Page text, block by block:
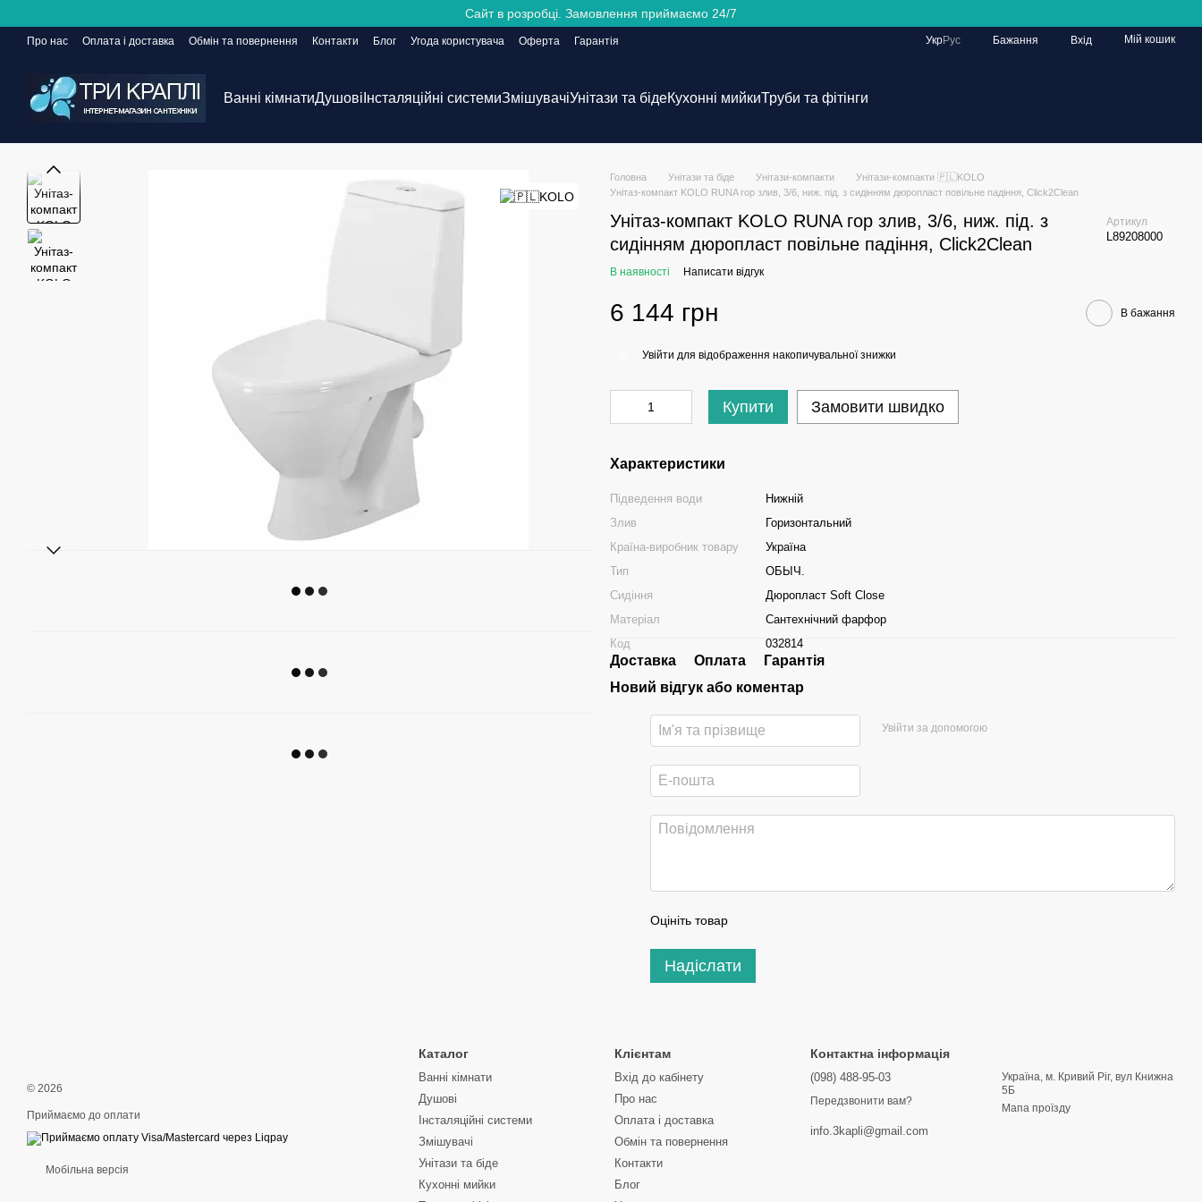
Сайт в розробці. Замовлення приймаємо 24/7
Про нас Оплата і доставка Обмін та повернення Контакти Блог Угода користувача Оферта
Гарантія
УкрРус Бажання Вхід Мій кошик
Ванні кімнатиДушові Інсталяційні системиЗмішувачіУнітази та бідеКухонні мийкиТруби та фітінги
Головна Унітази та біде Унітази-компакти
Унітази-компакти 🇵🇱KOLO
Унітаз-компакт KOLO RUNA гoр злив, 3/6, ниж. під. з сидінням дюропласт повільне падіння, Click2Clean
Унітаз-компакт KOLO RUNA гoр злив, 3/6, ниж. під. з
сидінням дюропласт повільне падіння, Click2Clean
Артикул
L89208000
В наявності Написати відгук
6 144 грн В бажання
Увійти для відображення накопичувальної знижки
Купити Замовити швидко
Характеристики
Підведення води
Нижній
Злив
Горизонтальний
Країна-виробник товару
Україна
Тип
ОБЫЧ.
Сидіння
Дюропласт Soft Close
Матеріал
Сантехнічний фарфор
Код
032814
Доставка Оплата
Гарантія
Новий відгук або коментар
Увійти за допомогою
Оцініть товар
Надіслати
© 2026
Приймаємо до оплати
Мобільна версія
Каталог
Ванні кімнати
Душові
Інсталяційні системи
Змішувачі
Унітази та біде
Кухонні мийки
Клієнтам
Вхід до кабінету
Про нас
Оплата і доставка
Обмін та повернення
Контакти
Блог
Контактна інформація
(098) 488-95-03
Передзвонити вам?
info.3kapli@gmail.com
Україна, м. Кривий Ріг, вул Книжна
5Б
Мапа проїзду